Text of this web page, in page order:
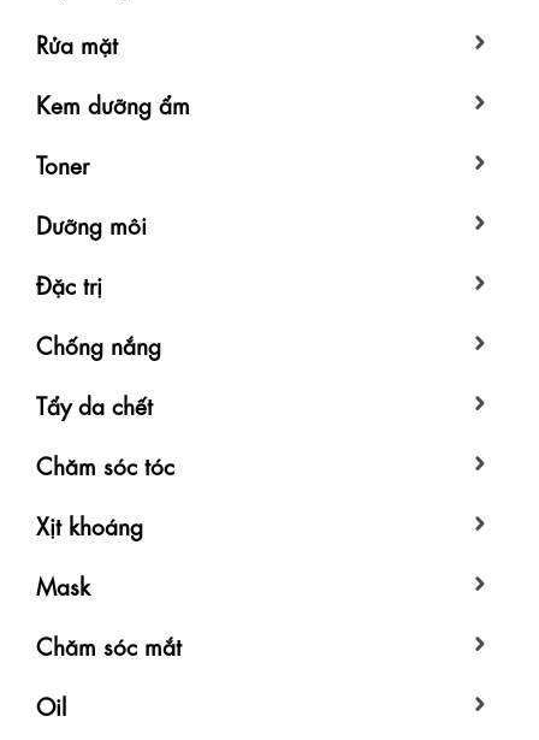
Rửa mặt
Kem dưỡng ẩm
Toner
Dưỡng môi
Đặc trị
Chống nắng
Tẩy da chết
Chăm sóc tóc
Xịt khoáng
Mask
Chăm sóc mắt
Oil